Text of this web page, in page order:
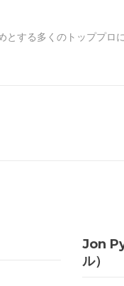
する多くのトッププロ
Jon
ル）